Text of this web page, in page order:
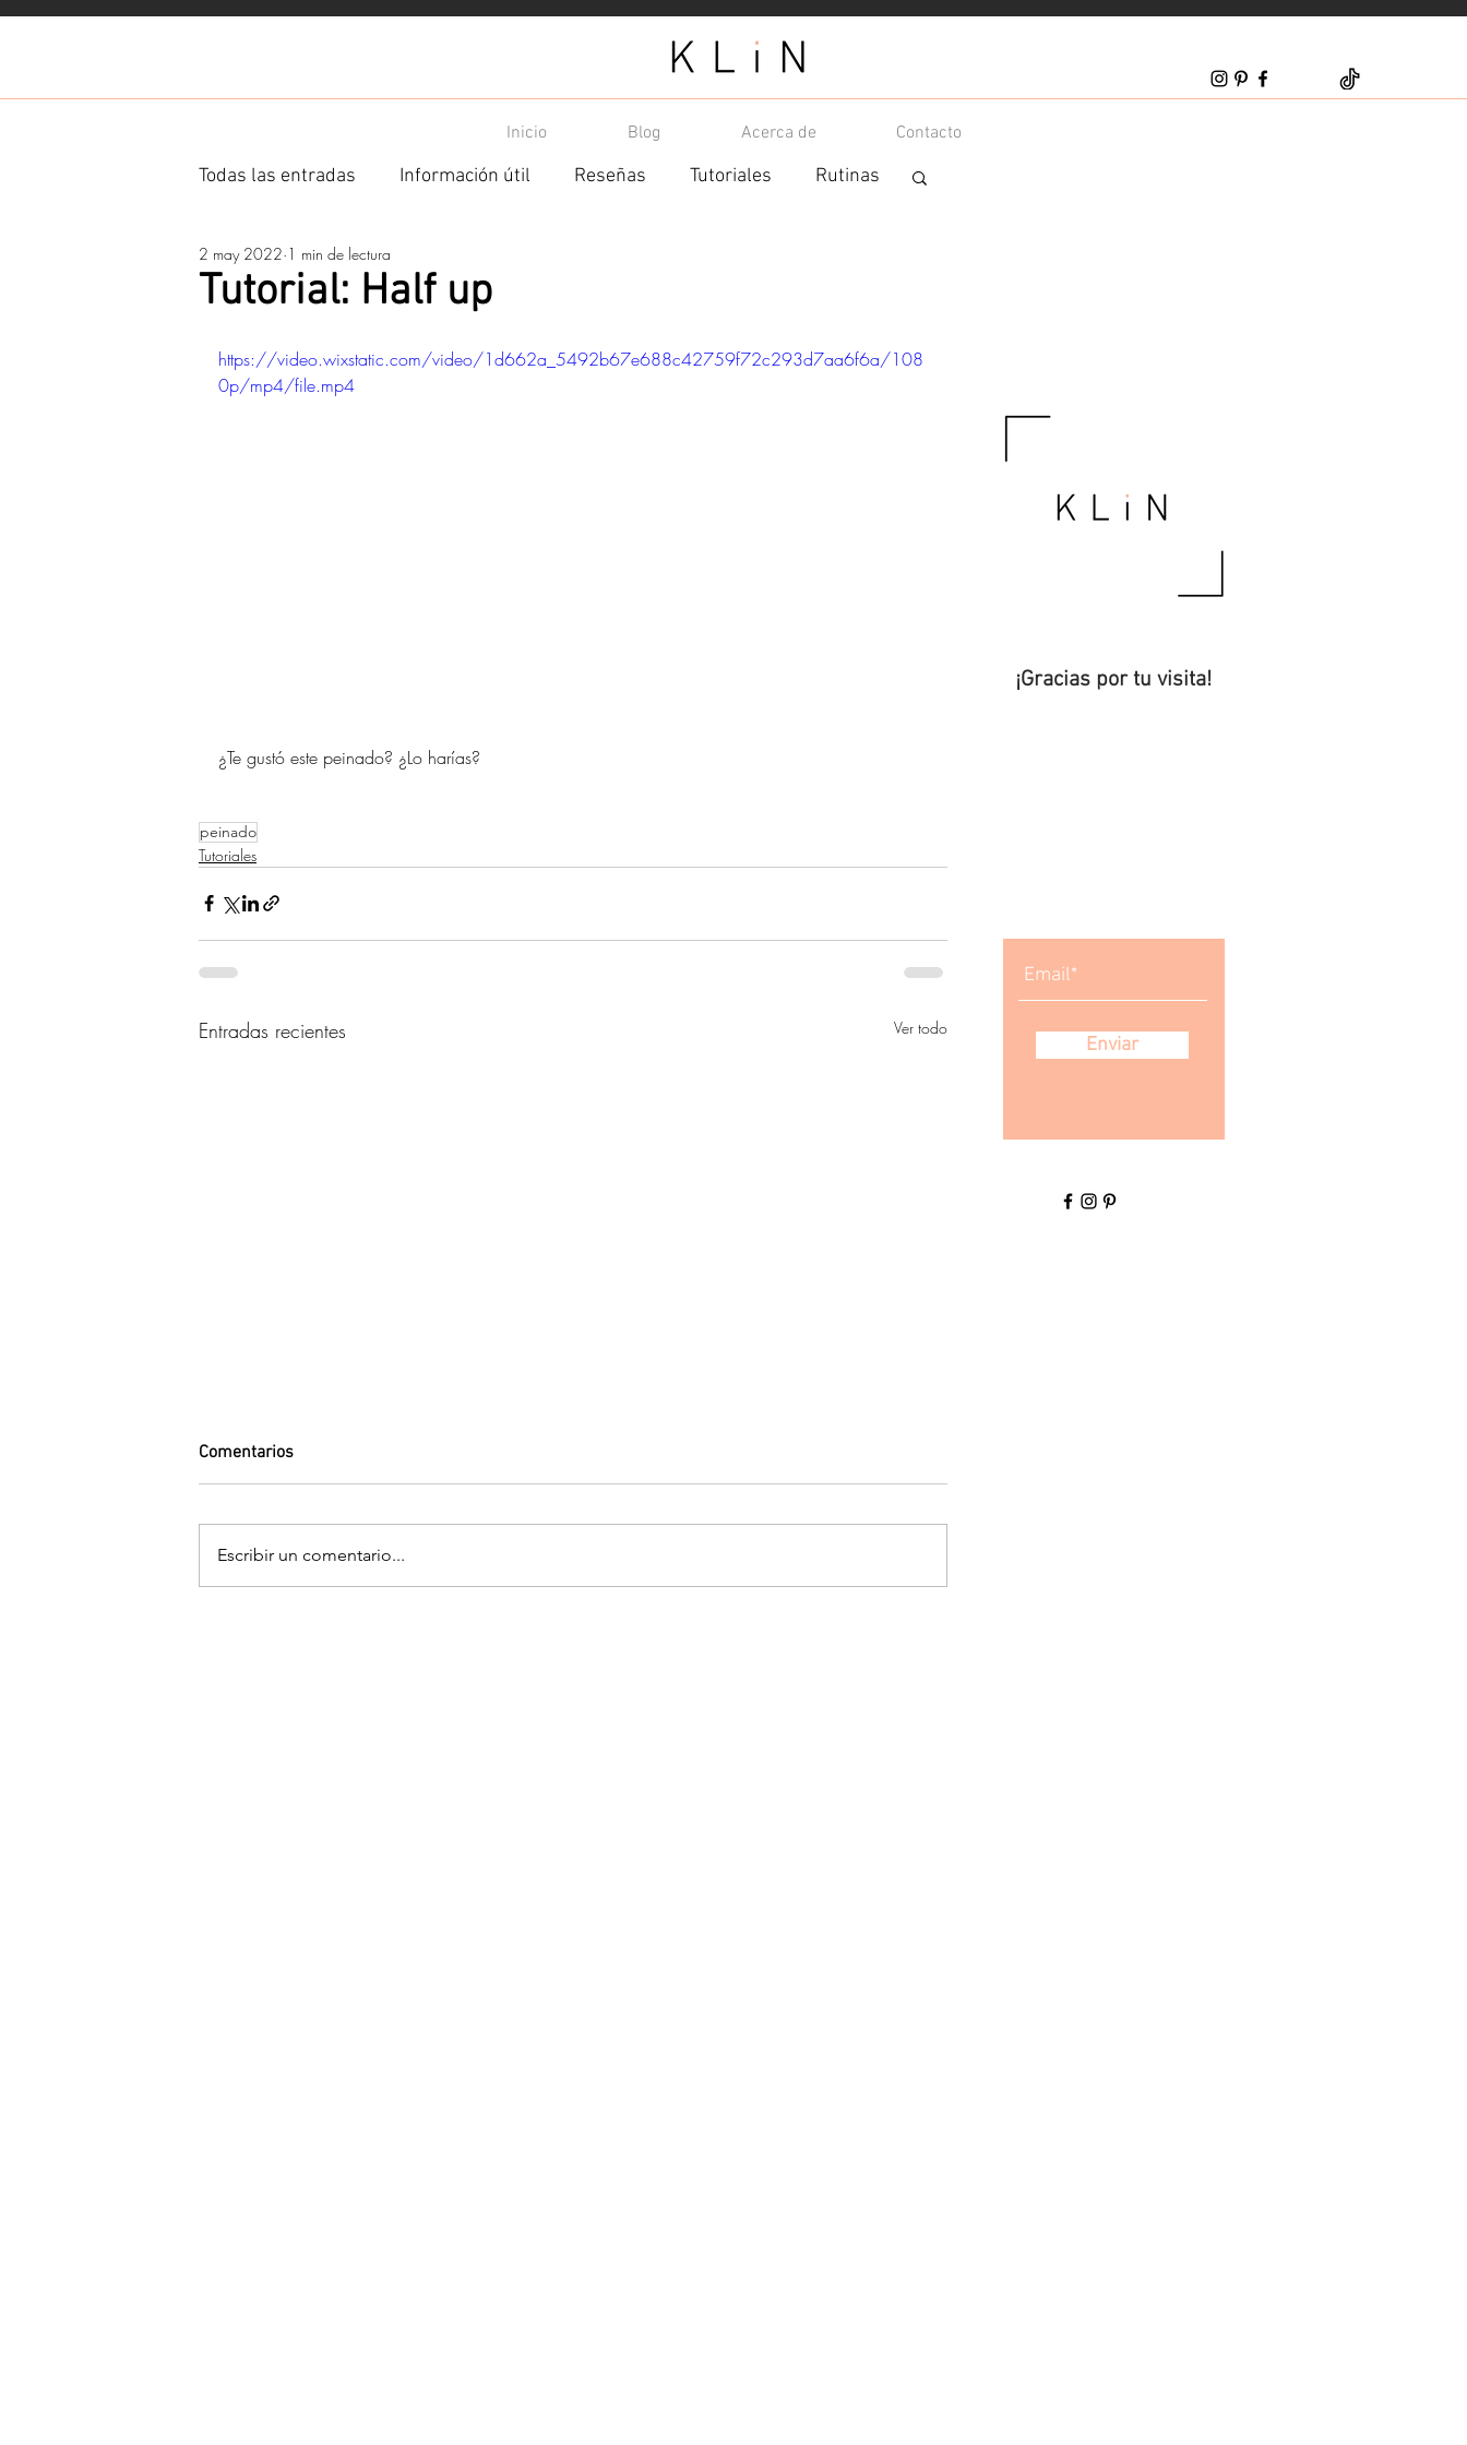
Inicio Blog Acerca de Contacto
Todas las entradas Información útil Reseñas Tutoriales Rutinas
Ingredientes
Tutorial: Half up
2 may 2022 1 min de lectura
https://video.wixstatic.com/video/1d662a_5492b67e688c42759f72c293d7aa6f6a/108
0p/mp4/file.mp4
¿Te gustó este peinado? ¿Lo harías?
peinado
Tutoriales
Entradas recientes Ver todo
Comentarios
Escribir un comentario...
¡Gracias por tu visita!
Enviar